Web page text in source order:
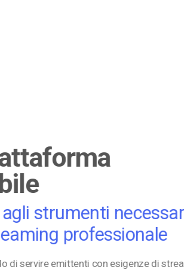
strumenti
professionale
di servire emittenti con esigenze di